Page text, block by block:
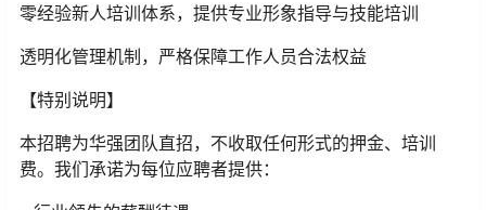
零经验新人培训体系，提供专业形象指导与技能培训
透明化管理机制，严格保障工作人员合法权益
【特别说明】
本招聘为华强团队直招，不收取任何形式的押金、培训
费。我们承诺为每位应聘者提供：